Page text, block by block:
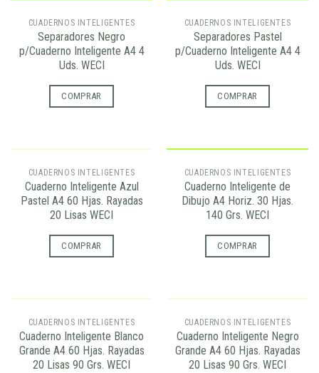
CUADERNOS INTELIGENTES
Separadores Negro
p/Cuaderno Inteligente A4 4
Uds. WECI
COMPRAR
CUADERNOS INTELIGENTES
Separadores Pastel
p/Cuaderno Inteligente A4 4
Uds. WECI
COMPRAR
AGOTADO
CUADERNOS INTELIGENTES
Cuaderno Inteligente Azul
Pastel A4 60 Hjas. Rayadas
20 Lisas WECI
COMPRAR
CUADERNOS INTELIGENTES
Cuaderno Inteligente de
Dibujo A4 Horiz. 30 Hjas.
140 Grs. WECI
COMPRAR
AGOTADO
CUADERNOS INTELIGENTES
Cuaderno Inteligente Blanco
Grande A4 60 Hjas. Rayadas
20 Lisas 90 Grs. WECI
AGOTADO
CUADERNOS INTELIGENTES
Cuaderno Inteligente Negro
Grande A4 60 Hjas. Rayadas
20 Lisas 90 Grs. WECI